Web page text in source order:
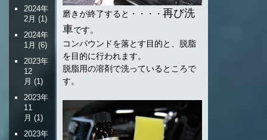
磨きが終了すると・・・・再び洗
車です。
コンパウンドを落とす目的と、脱脂
を目的に行われます。
脱脂用の溶剤で洗っているところで
す。
2024年
2月 (1)
2024年
1月 (6)
2023年
12
月 (1)
2023年
11
月 (1)
2023年